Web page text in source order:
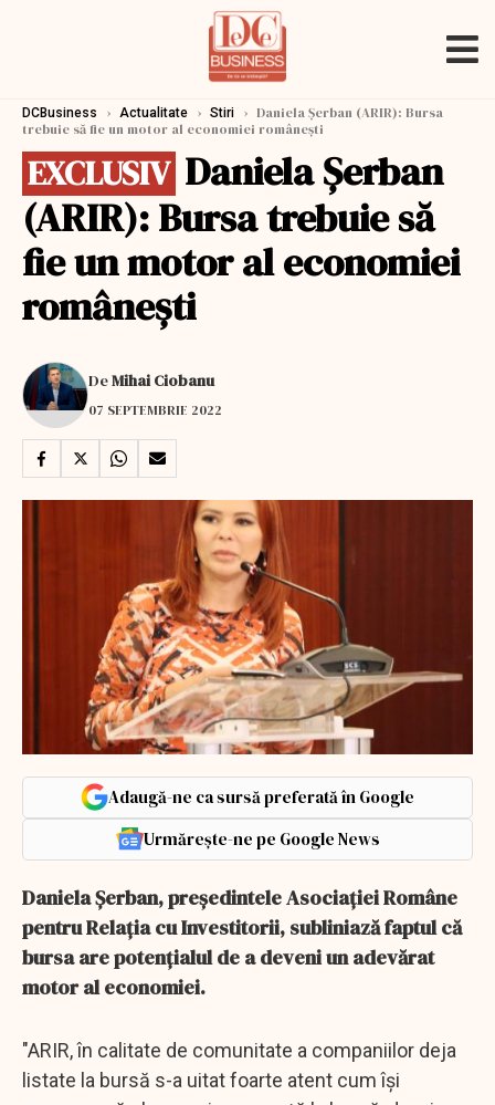
DCBusiness › Actualitate › Stiri › Daniela Şerban (ARIR): Bursa
trebuie să fie un motor al economiei româneşti
EXCLUSIV Daniela Şerban
(ARIR): Bursa trebuie să
fie un motor al economiei
româneşti
DeMihai Ciobanu
07 SEPTEMBRIE 2022
Adaugă-ne ca sursă preferată în Google
Urmărește-ne pe Google News
Daniela Șerban, președintele Asociației Române
pentru Relația cu Investitorii, subliniază faptul că
bursa are potenţialul de a deveni un adevărat
motor al economiei.
"ARIR, în calitate de comunitate a companiilor deja
listate la bursă s-a uitat foarte atent cum îşi